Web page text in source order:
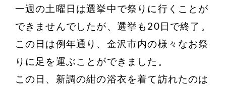
一週の土曜日は選挙中で祭りに行くことが
できませんでしたが、選挙も20日で終了。
この日は例年通り、金沢市内の様々なお祭
りに足を運ぶことができました。
この日、新調の紺の浴衣を着て訪れたのは